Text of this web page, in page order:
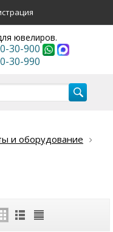
ювелиров.
30-900
30-990
и оборудование